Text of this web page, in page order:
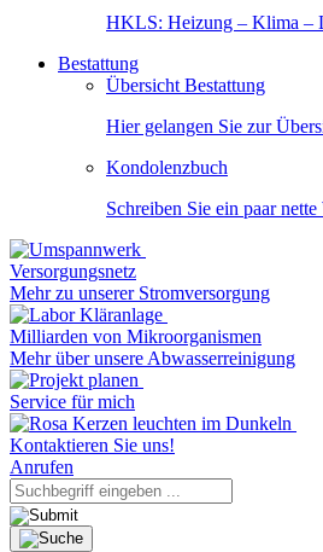
HKLS: Heizung – Klima –
Bestattung
Übersicht Bestattung
Hier gelangen Sie zur
Kondolenzbuch
Schreiben Sie ein paar
Versorgungsnetz
Mehr zu unserer Stromversorgung
Milliarden von Mikroorganismen
Mehr über unsere Abwasserreinigung
Service für mich
Kontaktieren Sie uns!
Anrufen